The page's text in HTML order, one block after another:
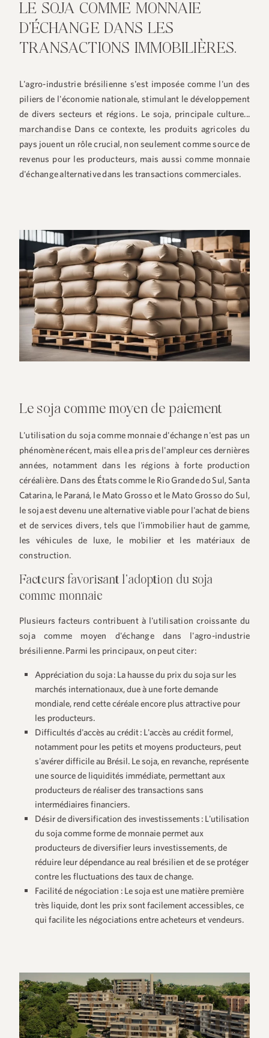
LE SOJA COMME MONNAIE
D'ÉCHANGE DANS LES
TRANSACTIONS IMMOBILIÈRES.
L'agro-industrie brésilienne s'est imposée comme l'un des
piliers de l'économie nationale, stimulant le développement
de divers secteurs et régions. Le soja, principale culture...
marchandise Dans ce contexte, les produits agricoles du
pays jouent un rôle crucial, non seulement comme source de
revenus pour les producteurs, mais aussi comme monnaie
d'échange alternative dans les transactions commerciales.
Le soja comme moyen de paiement
L'utilisation du soja comme monnaie d'échange n'est pas un
phénomène récent, mais elle a pris de l'ampleur ces dernières
années, notamment dans les régions à forte production
céréalière. Dans des États comme le Rio Grande do Sul, Santa
Catarina, le Paraná, le Mato Grosso et le Mato Grosso do Sul,
le soja est devenu une alternative viable pour l'achat de biens
et de services divers, tels que l'immobilier haut de gamme,
les véhicules de luxe, le mobilier et les matériaux de
construction.
Facteurs favorisant l'adoption du soja
comme monnaie
Plusieurs facteurs contribuent à l'utilisation croissante du
soja comme moyen d'échange dans l'agro-industrie
brésilienne. Parmi les principaux, on peut citer :
Appréciation du soja : La hausse du prix du soja sur les
marchés internationaux, due à une forte demande
mondiale, rend cette céréale encore plus attractive pour
les producteurs.
Difficultés d'accès au crédit : L'accès au crédit formel,
notamment pour les petits et moyens producteurs, peut
s'avérer difficile au Brésil. Le soja, en revanche, représente
une source de liquidités immédiate, permettant aux
producteurs de réaliser des transactions sans
intermédiaires financiers.
Désir de diversification des investissements : L'utilisation
du soja comme forme de monnaie permet aux
producteurs de diversifier leurs investissements, de
réduire leur dépendance au real brésilien et de se protéger
contre les fluctuations des taux de change.
Facilité de négociation : Le soja est une matière première
très liquide, dont les prix sont facilement accessibles, ce
qui facilite les négociations entre acheteurs et vendeurs.